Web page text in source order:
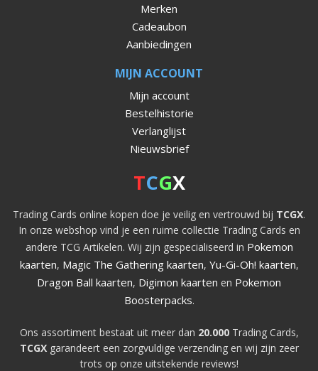
Merken
Cadeaubon
Aanbiedingen
MIJN ACCOUNT
Mijn account
Bestelhistorie
Verlanglijst
Nieuwsbrief
TCGX
Trading Cards online kopen doe je veilig en vertrouwd bij TCGX.
In onze webshop vind je een ruime collectie Trading Cards en
andere TCG Artikelen. Wij zijn gespecialiseerd in Pokemon
kaarten, Magic The Gathering kaarten, Yu-Gi-Oh! kaarten,
Dragon Ball kaarten, Digimon kaarten en Pokemon
Boosterpacks.
Ons assortiment bestaat uit meer dan 20.000Trading Cards,
TCGXgarandeert een zorgvuldige verzending en wij zijn zeer
trots op onze uitstekende reviews!